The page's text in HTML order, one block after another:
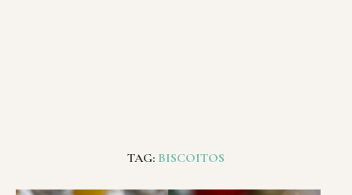
TAG: BISCOITOS